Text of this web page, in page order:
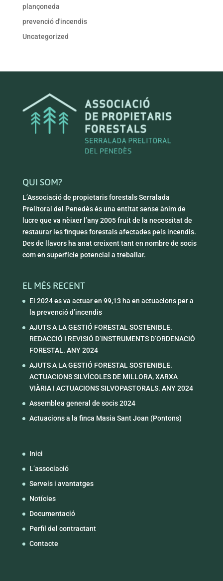
plançoneda
prevenció d'incendis
Uncategorized
QUI SOM?
L’Associació de propietaris forestals Serralada
Prelitoral del Penedès és una entitat sense ànim de
lucre que va nèixer l’any 2005 fruit de la necessitat de
restaurar les finques forestals afectades pels incendis.
Des de llavors ha anat creixent tant en nombre de socis
com en superfície potencial a treballar.
EL MÉS RECENT
El 2024 es va actuar en 99,13 ha en actuacions per a
la prevenció d’incendis
AJUTS A LA GESTIÓ FORESTAL SOSTENIBLE.
REDACCIÓ I REVISIÓ D’INSTRUMENTS D’ORDENACIÓ
FORESTAL. ANY 2024
AJUTS A LA GESTIÓ FORESTAL SOSTENIBLE.
ACTUACIONS SILVÍCOLES DE MILLORA, XARXA
VIÀRIA I ACTUACIONS SILVOPASTORALS. ANY 2024
Assemblea general de socis 2024
Actuacions a la finca Masia Sant Joan (Pontons)
Inici
L’associació
Serveis i avantatges
Notícies
Documentació
Perfil del contractant
Contacte